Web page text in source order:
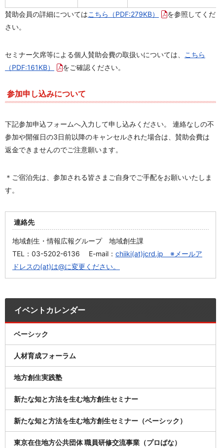
賛助会員の詳細についてはこちら （PDF:279KB）
を参照してくだ
さい。
セミナー欠席等による個人賛助会費の取扱いについては、
こちら
（PDF:161KB）
をご確認ください。
参加申し込みについて
下記参加申込フォームへ入力して申し込みください。 連絡なしの不
参加や開催日の3日前以降のキャンセルされた場合は、賛助会費は
返金できませんのでご注意願います。
＊ご宿泊先は、参加される皆さまご自身でご手配をお願いいたしま
す。
連絡先
地域創生・情報広報グループ 地域創生課
TEL：03-5202-6136 E-mail： chiiki(at)jcrd.jp ※メールア
ドレスの(at)は@に変更ください。
イベントカレンダー
ベーシック
人材育成フォーラム
地方創生実践塾
新たな知と方法を生む地方創生セミナー
新たな知と方法を生む地方創生セミナー（ベーシック）
東京在住地方公共団体 職員研修交流事業（プロばな）